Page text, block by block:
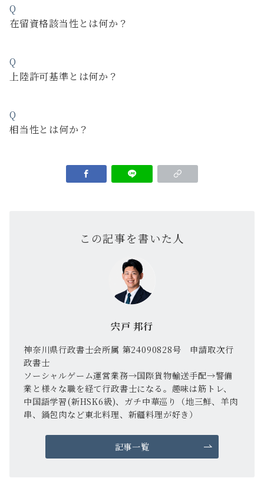
Q
在留資格該当性とは何か？
Q
上陸許可基準とは何か？
Q
相当性とは何か？
この記事を書いた人
宍戸 邦行
神奈川県行政書士会所属 第24090828号 申請取次行
政書士
ソーシャルゲーム運営業務→国際貨物輸送手配→警備
業と様々な職を経て行政書士になる。趣味は筋トレ、
中国語学習(新HSK6級)、ガチ中華巡り（地三鮮、羊肉
串、鍋包肉など東北料理、新疆料理が好き）
記事一覧